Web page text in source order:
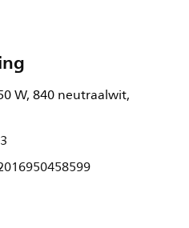
W, 840 neutraalwit,